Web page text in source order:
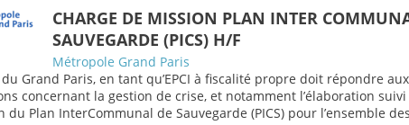
CHARGE DE MISSION PLAN INTER
SAUVEGARDE (PICS) H/F
Métropole Grand Paris
Grand Paris, en tant qu’EPCI à fiscalité propre doit répondre
concernant la gestion de crise, et notamment l’élaboration
du Plan InterCommunal de Sauvegarde (PICS) pour l’ensemble